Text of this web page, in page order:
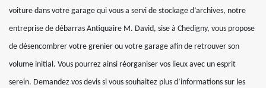
voiture dans votre garage qui vous a servi de stockage d’archives, notre
entreprise de débarras Antiquaire M. David, sise à Chedigny, vous propose
de désencombrer votre grenier ou votre garage afin de retrouver son
volume initial. Vous pourrez ainsi réorganiser vos lieux avec un esprit
serein. Demandez vos devis si vous souhaitez plus d’informations sur les